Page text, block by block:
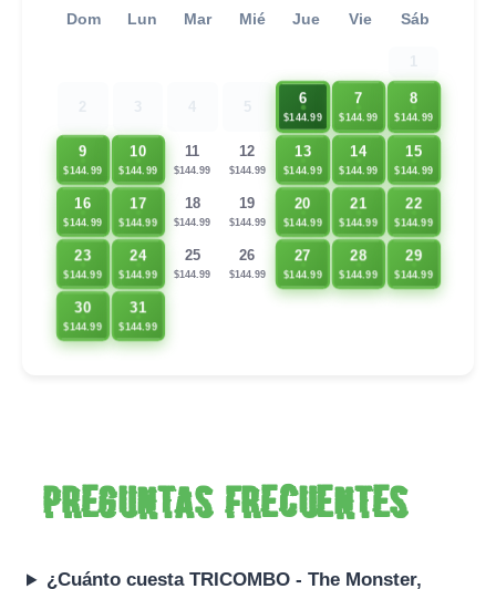
Dom Lun Mar Mié Jue Vie Sáb
6
$144.99
7
$144.99
8
$144.99
9
$144.99
10
$144.99
11
$144.99
12
$144.99
13
$144.99
14
$144.99
15
$144.99
16
$144.99
17
$144.99
18
$144.99
19
$144.99
20
$144.99
21
$144.99
22
$144.99
23
$144.99
24
$144.99
25
$144.99
26
$144.99
27
$144.99
28
$144.99
29
$144.99
30
$144.99
31
$144.99
Preguntas frecuentes
¿Cuánto cuesta TRICOMBO - The Monster,